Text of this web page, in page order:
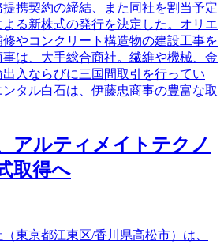
提携契約の締結、また同社を割当予定
る新株式の発行を決定した。オリエ
やコンクリート構造物の建設工事を
は、大手総合商社。繊維や機械、金
入ならびに三国間取引を行ってい
タル白石は、伊藤忠商事の豊富な取
アルティメイトテクノ
取得へ
東京都江東区/香川県高松市）は、